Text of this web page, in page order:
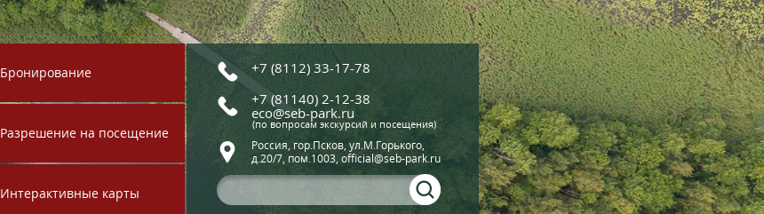
Бронирование
Разрешение на посещение
Интерактивные карты
+7 (8112) 33-17-78
+7 (81140) 2-12-38
eco@seb-park.ru
(по вопросам экскурсий и посещения)
Россия, гор.Псков, ул.М.Горького,
д.20/7, пом.1003, official@seb-park.ru